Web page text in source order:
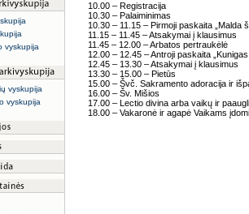
vyskupija
vyskupija
vyskupija
10.00 – Registracija
10.30 – Palaiminimas
10.30 – 11.15 – Pirmoji paskaita
11.15 – 11.45 – Atsakymai į klausimus
11.45 – 12.00 – Arbatos pertraukėlė
12.00 – 12.45 – Antroji paskaita
12.45 – 13.30 – Atsakymai į klausimus
13.30 – 15.00 – Pietūs
15.00 – Švč. Sakramento adoracija ir
16.00 – Šv. Mišios
17.00 – Lectio divina arba vaikų ir
18.00 – Vakaronė ir agapė Vaikams